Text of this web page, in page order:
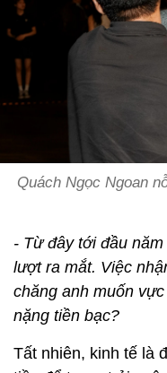
Quách Ngọc Ngoan
- Từ đây tới đầu
lượt ra mắt. Việc
chăng anh muốn
nặng tiền bạc?
Tất nhiên, kinh tế là